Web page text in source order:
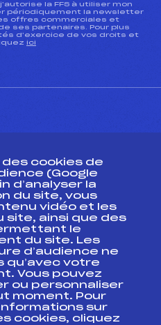
la FFS à utiliser mon
périodiquement la newsletter
offres commerciales et
ses partenaires. Pour plus
d’exercice de vos droits et
ici
fédéral
Formation, Suivi
des cookies de
(Google
d’analyser la
du site, vous
vidéo et les
site, ainsi que des
le
du site. Les
d’audience ne
qu’avec votre
Vous pouvez
ou personnaliser
moment. Pour
sur
cookies, cliquez